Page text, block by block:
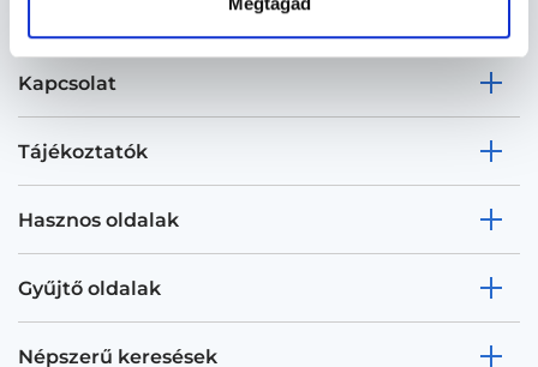
Kapcsolat
Tájékoztatók
Hasznos oldalak
Gyűjtő oldalak
Népszerű keresések